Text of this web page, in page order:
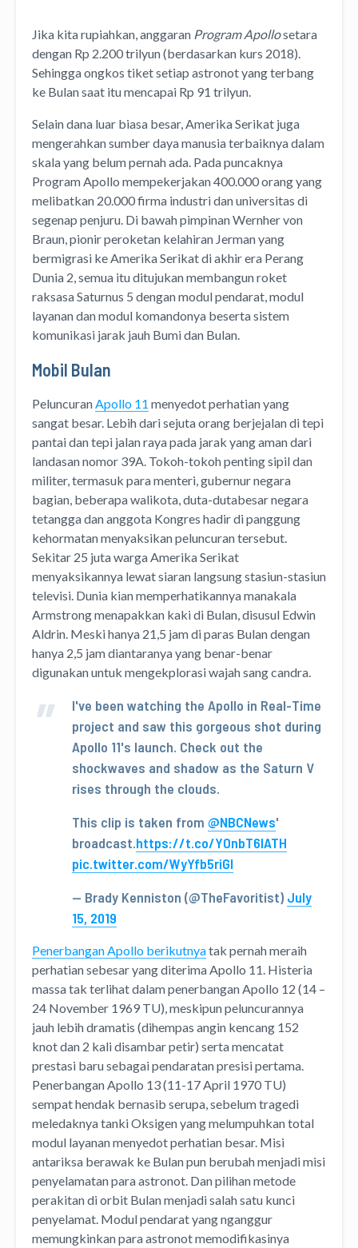
Jika kita rupiahkan, anggaran Program Apollosetara
dengan Rp 2.200 trilyun (berdasarkan kurs 2018).
Sehingga ongkos tiket setiap astronot yang terbang
ke Bulan saat itu mencapai Rp 91 trilyun.
Selain dana luar biasa besar, Amerika Serikat juga
mengerahkan sumber daya manusia terbaiknya dalam
skala yang belum pernah ada. Pada puncaknya
Program Apollo mempekerjakan 400.000 orang yang
melibatkan 20.000 firma industri dan universitas di
segenap penjuru. Di bawah pimpinan Wernher von
Braun, pionir peroketan kelahiran Jerman yang
bermigrasi ke Amerika Serikat di akhir era Perang
Dunia 2, semua itu ditujukan membangun roket
raksasa Saturnus 5 dengan modul pendarat, modul
layanan dan modul komandonya beserta sistem
komunikasi jarak jauh Bumi dan Bulan.
Mobil Bulan
PeluncuranApollo 11 menyedot perhatian yang
sangat besar. Lebih dari sejuta orang berjejalan di tepi
pantai dan tepi jalan raya pada jarak yang aman dari
landasan nomor 39A. Tokoh-tokoh penting sipil dan
militer, termasuk para menteri, gubernur negara
bagian, beberapa walikota, duta-dutabesar negara
tetangga dan anggota Kongres hadir di panggung
kehormatan menyaksikan peluncuran tersebut.
Sekitar 25 juta warga Amerika Serikat
menyaksikannya lewat siaran langsung stasiun-stasiun
televisi. Dunia kian memperhatikannya manakala
Armstrong menapakkan kaki di Bulan, disusul Edwin
Aldrin. Meski hanya 21,5 jam di paras Bulan dengan
hanya 2,5 jam diantaranya yang benar-benar
digunakan untuk mengekplorasi wajah sang candra.
I've been watching the Apollo in Real-Time
project and saw this gorgeous shot during
Apollo 11's launch. Check out the
shockwaves and shadow as the Saturn V
rises through the clouds.
This clip is taken from @NBCNews'
broadcast.https://t.co/YOnbT6lATH
pic.twitter.com/WyYfb5riGI
— Brady Kenniston (@TheFavoritist) July
15, 2019
Penerbangan Apollo berikutnyatak pernah meraih
perhatian sebesar yang diterima Apollo 11. Histeria
massa tak terlihat dalam penerbangan Apollo 12 (14 –
24 November 1969 TU), meskipun peluncurannya
jauh lebih dramatis (dihempas angin kencang 152
knot dan 2 kali disambar petir) serta mencatat
prestasi baru sebagai pendaratan presisi pertama.
Penerbangan Apollo 13 (11-17 April 1970 TU)
sempat hendak bernasib serupa, sebelum tragedi
meledaknya tanki Oksigen yang melumpuhkan total
modul layanan menyedot perhatian besar. Misi
antariksa berawak ke Bulan pun berubah menjadi misi
penyelamatan para astronot. Dan pilihan metode
perakitan di orbit Bulan menjadi salah satu kunci
penyelamat. Modul pendarat yang nganggur
memungkinkan para astronot memodifikasinya